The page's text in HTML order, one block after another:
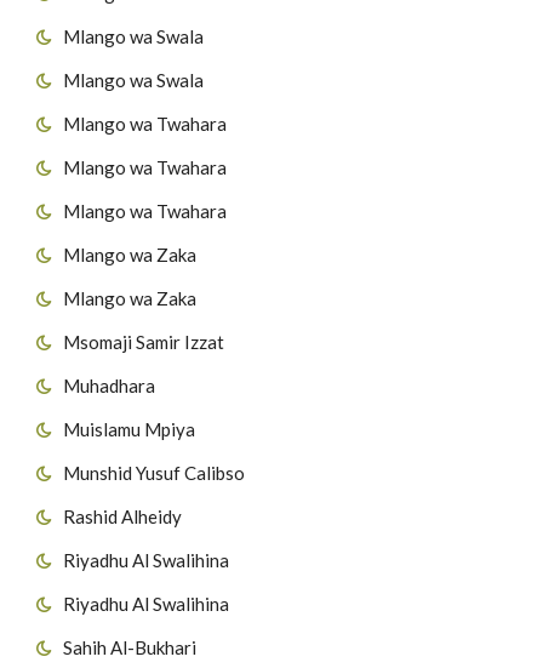
Mlango wa Swala
Mlango wa Swala
Mlango wa Twahara
Mlango wa Twahara
Mlango wa Twahara
Mlango wa Zaka
Mlango wa Zaka
Msomaji Samir Izzat
Muhadhara
Muislamu Mpiya
Munshid Yusuf Calibso
Rashid Alheidy
Riyadhu Al Swalihina
Riyadhu Al Swalihina
Sahih Al-Bukhari